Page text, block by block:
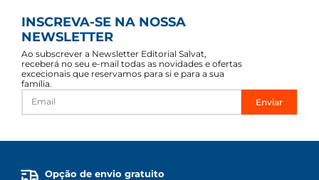
INSCREVA-SE NA NOSSA
NEWSLETTER
Ao subscrever a Newsletter Editorial Salvat,
receberá no seu e-mail todas as novidades e ofertas
excecionais que reservamos para si e para a sua
família.
Enviar
Opção de envio gratuito